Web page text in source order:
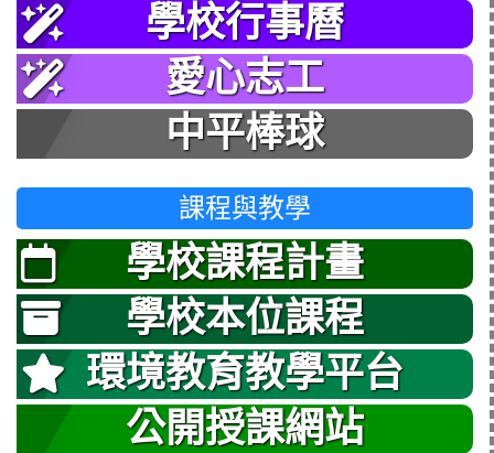
學校行事曆
愛心志工
中平棒球
課程與教學
學校課程計畫
學校本位課程
環境教育教學平台
公開授課網站